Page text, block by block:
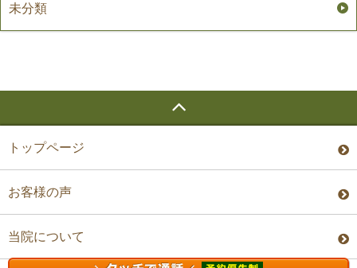
未分類
トップページ
お客様の声
当院について